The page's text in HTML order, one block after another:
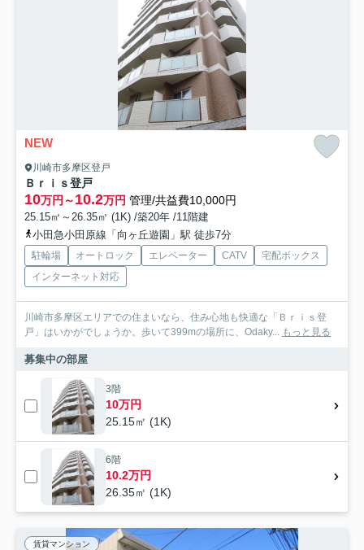
NEW
川崎市多摩区登戸
Ｂｒｉｓ登戸
10万円～10.2万円 管理/共益費10,000円
25.15㎡～26.35㎡ (1K) /築20年 /11階建
小田急小田原線「向ヶ丘遊園」駅 徒歩7分
駐輪場 オートロック エレベーター CATV
宅配ボックス
インターネット対応
川崎市多摩区エリアでの住まいなら、住み心地も快適な「Ｂｒｉｓ登
戸」はいかがでしょうか。歩いて399mの場所に、Odaky... もっと見る
募集中の部屋
3階
10万円
25.15㎡ (1K)
6階
10.2万円
26.35㎡ (1K)
賃貸マンション